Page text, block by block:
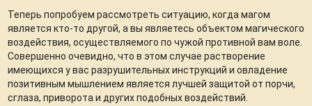
Теперь попробуем рассмотреть ситуацию, когда магом
является кто-то другой, а вы являетесь объектом магического
воздействия, осуществляемого по чужой противной вам воле.
Совершенно очевидно, что в этом случае растворение
имеющихся у вас разрушительных инструкций и овладение
позитивным мышлением является лучшей защитой от порчи,
сглаза, приворота и других подобных воздействий.